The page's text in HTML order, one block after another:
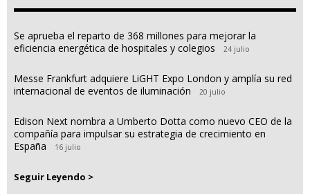
Se aprueba el reparto de 368 millones para mejorar la
eficiencia energética de hospitales y colegios
24 julio
Messe Frankfurt adquiere LiGHT Expo London y amplía su red
internacional de eventos de iluminación
20 julio
Edison Next nombra a Umberto Dotta como nuevo CEO de la
compañía para impulsar su estrategia de crecimiento en
España
16 julio
Seguir Leyendo >